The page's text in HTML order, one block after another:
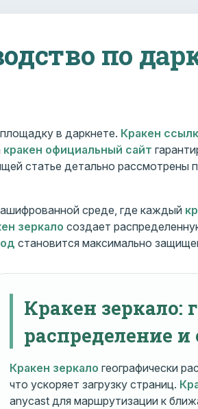
по
в даркнете. Кракен
кракен официальный сайт
статье детально рассмотрены
среде, где каждый
зеркало создает
становится максимально
Кракен зеркало:
распределение и
Кракен зеркало географически
что ускоряет загрузку страниц.
anycast для маршрутизации к